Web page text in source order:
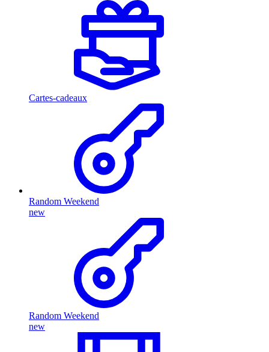
Cartes-cadeaux
Random Weekend
new
Random Weekend
new